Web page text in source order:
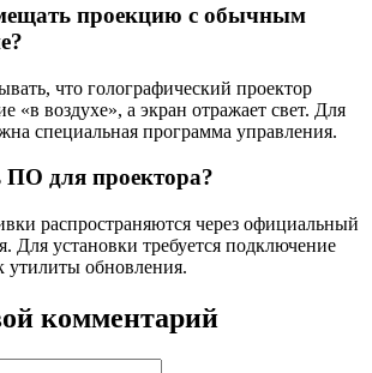
проекцию с обычным
что голографический проектор
«в воздухе», а экран отражает свет. Для
специальная программа управления.
ПО для проектора?
распространяются через официальный
Для установки требуется подключение
утилиты обновления.
комментарий